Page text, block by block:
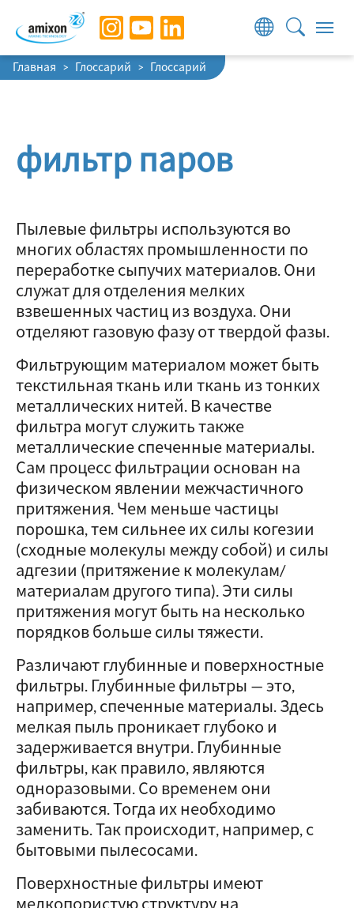
Skip to main navigation
Skip to main content
Skip to page footer
You are here:
Главная Глоссарий Глоссарий
фильтр паров
Пылевые фильтры используются во
многих областях промышленности по
переработке сыпучих материалов. Они
служат для отделения мелких
взвешенных частиц из воздуха. Они
отделяют газовую фазу от твердой фазы.
Фильтрующим материалом может быть
текстильная ткань или ткань из тонких
металлических нитей. В качестве
фильтра могут служить также
металлические спеченные материалы.
Сам процесс фильтрации основан на
физическом явлении межчастичного
притяжения. Чем меньше частицы
порошка, тем сильнее их силы когезии
(сходные молекулы между собой) и силы
адгезии (притяжение к молекулам/
материалам другого типа). Эти силы
притяжения могут быть на несколько
порядков больше силы тяжести.
Различают глубинные и поверхностные
фильтры. Глубинные фильтры — это,
например, спеченные материалы. Здесь
мелкая пыль проникает глубоко и
задерживается внутри. Глубинные
фильтры, как правило, являются
одноразовыми. Со временем они
забиваются. Тогда их необходимо
заменить. Так происходит, например, с
бытовыми пылесосами.
Поверхностные фильтры имеют
мелкопористую структуру на